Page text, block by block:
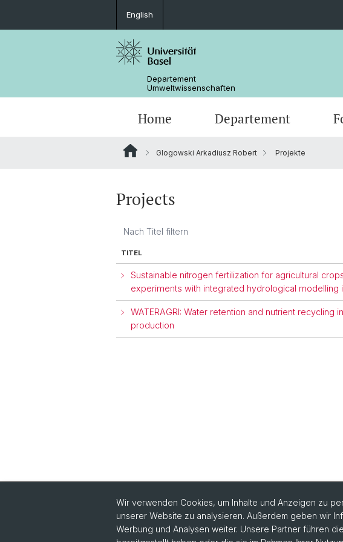
English
Departement
Umweltwissenschaften
Home Departement
Glogowski Arkadiusz Robert Projekte
Projects
TITEL
Sustainable nitrogen fertilization for agricultural
experiments with integrated hydrological modelling
WATERAGRI: Water retention and nutrient
production
Quick Links
Wir verwenden Cookies, um Inhalte und Anzeigen zu
unserer Website zu analysieren. Außerdem geben wir
Werbung und Analysen weiter. Unsere Partner führen